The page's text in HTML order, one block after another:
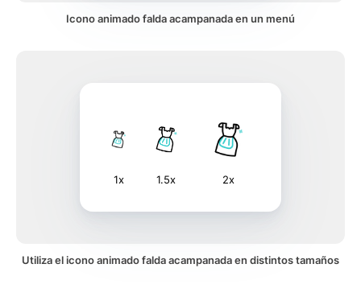
Icono animado falda acampanada en un menú
1x 1.5x 2x
Utiliza el icono animado falda acampanada en distintos tamaños